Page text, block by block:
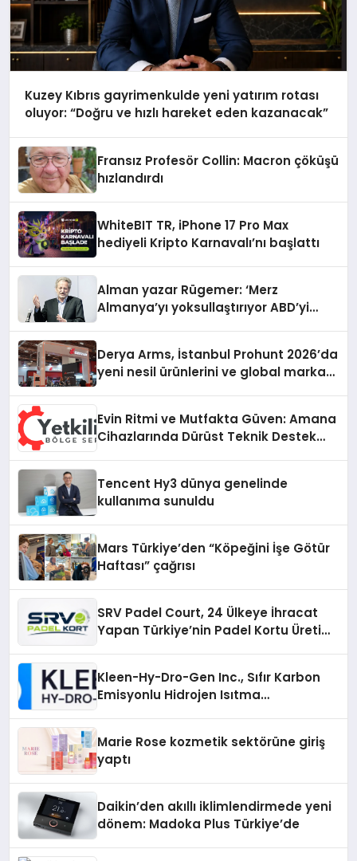
Kuzey Kıbrıs gayrimenkulde yeni yatırım rotası
oluyor: “Doğru ve hızlı hareket eden kazanacak”
Fransız Profesör Collin: Macron çöküşü
hızlandırdı
WhiteBIT TR, iPhone 17 Pro Max
hediyeli Kripto Karnavalı’nı başlattı
Alman yazar Rügemer: ‘Merz
Almanya’yı yoksullaştırıyor ABD’yi
Derya Arms, İstanbul Prohunt 2026’da
yeni nesil ürünlerini ve global marka
Evin Ritmi ve Mutfakta Güven: Amana
Cihazlarında Dürüst Teknik Destek
Tencent Hy3 dünya genelinde
kullanıma sunuldu
Mars Türkiye’den “Köpeğini İşe Götür
Haftası” çağrısı
SRV Padel Court, 24 Ülkeye İhracat
Yapan Türkiye’nin Padel Kortu Üretim
Kleen-Hy-Dro-Gen Inc., Sıfır Karbon
Emisyonlu Hidrojen Isıtma
Marie Rose kozmetik sektörüne giriş
yaptı
Daikin’den akıllı iklimlendirmede yeni
dönem: Madoka Plus Türkiye’de